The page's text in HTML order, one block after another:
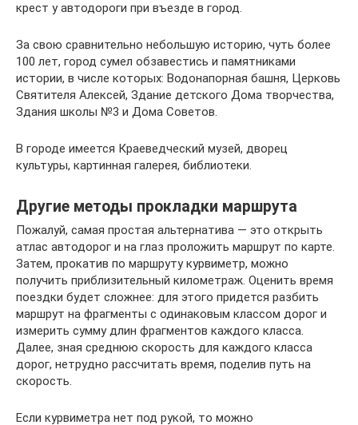
крест у автодороги при въезде в город.
За свою сравнительно небольшую историю, чуть более
100 лет, город сумел обзавестись и памятниками
истории, в числе которых: Водонапорная башня, Церковь
Святителя Алексей, Здание детского Дома творчества,
Здания школы №3 и Дома Советов.
В городе имеется Краеведческий музей, дворец
культуры, картинная галерея, библиотеки.
Другие методы прокладки маршрута
Пожалуй, самая простая альтернатива — это открыть
атлас автодорог и на глаз проложить маршрут по карте.
Затем, прокатив по маршруту курвиметр, можно
получить приблизительный километраж. Оценить время
поездки будет сложнее: для этого придется разбить
маршрут на фрагменты с одинаковым классом дорог и
измерить сумму длин фрагментов каждого класса.
Далее, зная среднюю скорость для каждого класса
дорог, нетрудно рассчитать время, поделив путь на
скорость.
Если курвиметра нет под рукой, то можно